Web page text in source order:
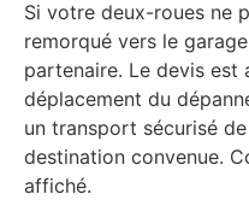
Si votre deux-roues ne
remorqué vers le
partenaire. Le devis est
déplacement du
un transport sécurisé
destination convenue.
affiché.